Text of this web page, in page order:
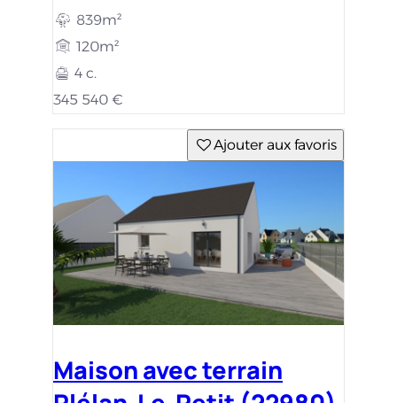
839m²
120m²
4 c.
345 540 €
Ajouter aux favoris
Maison avec terrain